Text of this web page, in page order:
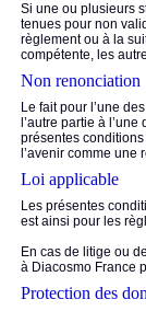
Si une ou plusieurs
tenues pour non
règlement ou à la
compétente, les
Non renonciation
Le fait pour l’une
l’autre partie à
présentes
l’avenir comme une
Loi applicable
Les présentes
est ainsi pour les
En cas de litige ou
à Diacosmo France
Protection des